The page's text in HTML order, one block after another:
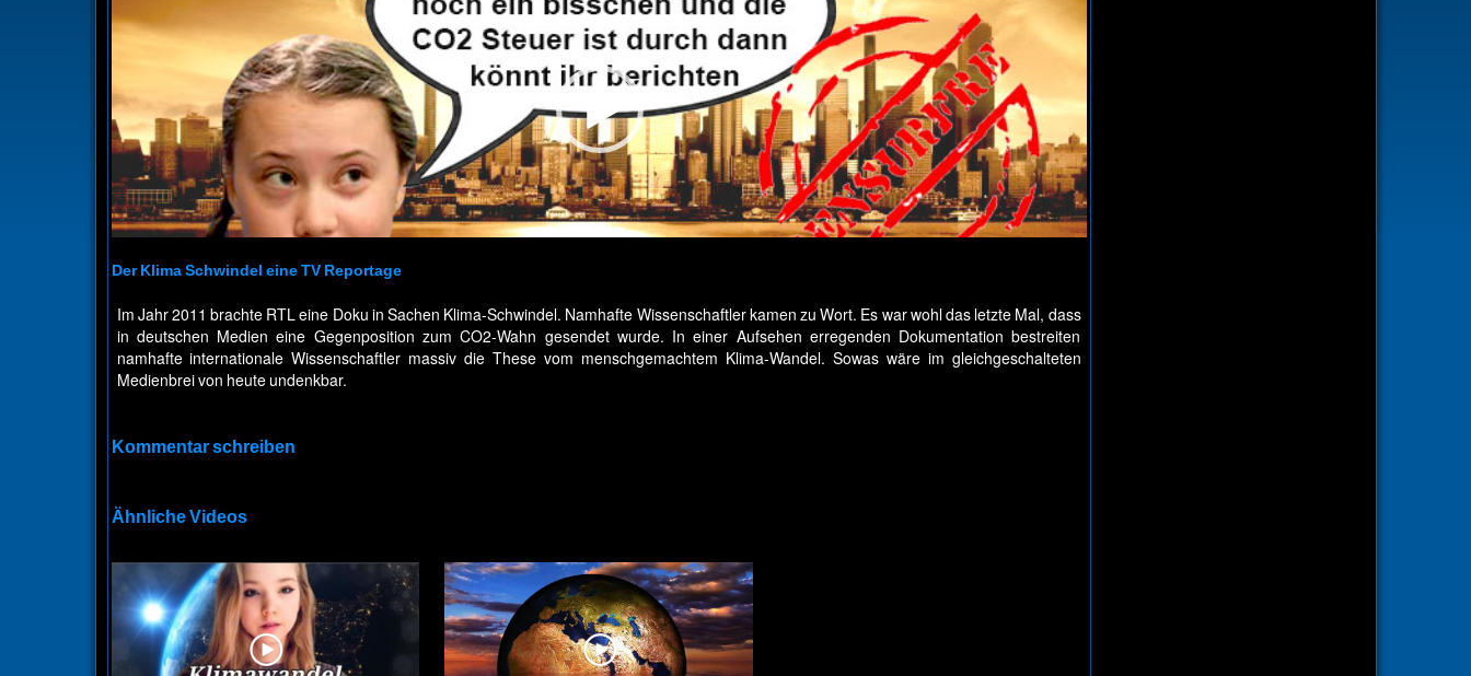
Der Klima Schwindel eine TV Reportage
Im Jahr 2011 brachte RTL eine Doku in Sachen Klima-Schwindel. Namhafte Wissenschaftler kamen zu Wort. Es war wohl das letzte Mal, dass
in deutschen Medien eine Gegenposition zum CO2-Wahn gesendet wurde. In einer Aufsehen erregenden Dokumentation bestreiten
namhafte internationale Wissenschaftler massiv die These vom menschgemachtem Klima-Wandel. Sowas wäre im gleichgeschalteten
Medienbrei von heute undenkbar.
Kommentar schreiben
Ähnliche Videos